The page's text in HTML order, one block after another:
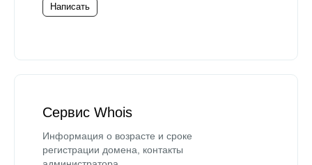
Написать
Сервис Whois
Информация о возрасте и сроке
регистрации домена, контакты